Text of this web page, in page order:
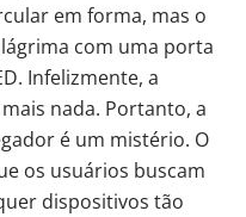
em forma, mas o
com uma porta
Infelizmente, a
nada. Portanto, a
é um mistério. O
os usuários buscam
dispositivos tão